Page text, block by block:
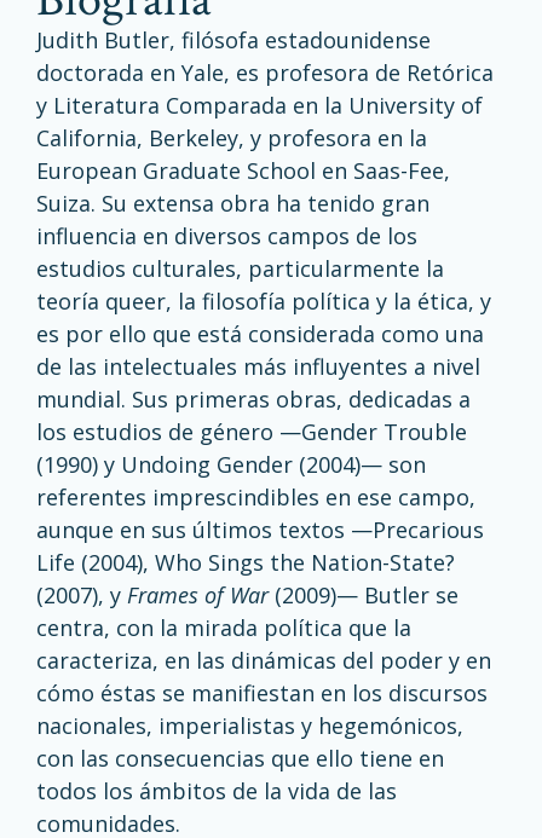
Judith Butler, filósofa estadounidense
doctorada en Yale, es profesora de Retórica
y Literatura Comparada en la University of
California, Berkeley, y profesora en la
European Graduate School en Saas-Fee,
Suiza. Su extensa obra ha tenido gran
influencia en diversos campos de los
estudios culturales, particularmente la
teoría queer, la filosofía política y la ética, y
es por ello que está considerada como una
de las intelectuales más influyentes a nivel
mundial. Sus primeras obras, dedicadas a
los estudios de género —Gender Trouble
(1990) y Undoing Gender (2004)— son
referentes imprescindibles en ese campo,
aunque en sus últimos textos —Precarious
Life (2004), Who Sings the Nation-State?
(2007), y Frames of War(2009)— Butler se
centra, con la mirada política que la
caracteriza, en las dinámicas del poder y en
cómo éstas se manifiestan en los discursos
nacionales, imperialistas y hegemónicos,
con las consecuencias que ello tiene en
todos los ámbitos de la vida de las
comunidades.